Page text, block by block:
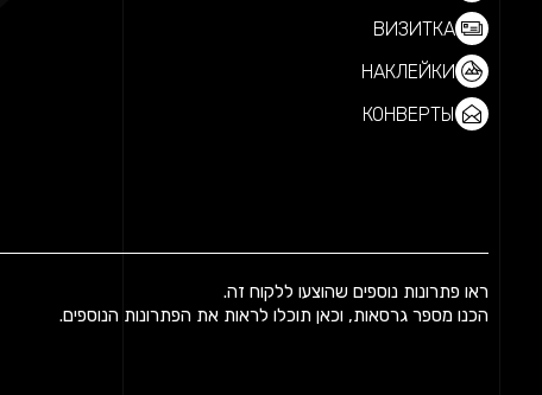
ВИЗИТКА
НАКЛЕЙКИ
КОНВЕРТЫ
ראו פתרונות נוספים שהוצעו ללקוח זה.
הכנו מספר גרסאות, וכאן תוכלו לראות את הפתרונות הנוספים.